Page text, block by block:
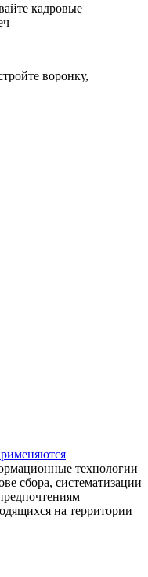
кадровые
воронку,
технологии
сбора, систематизации
на территории